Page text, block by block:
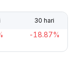
30 hari
-18.87%